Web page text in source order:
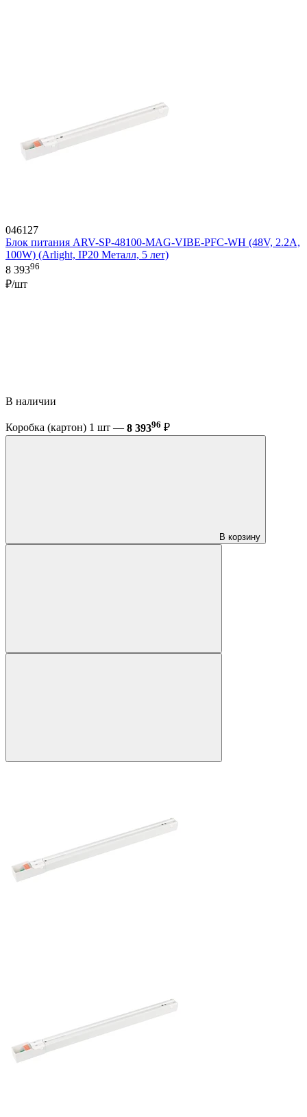
046127
Блок питания ARV-SP-48100-MAG-VIBE-PFC-WH (48V, 2.2A,
100W) (Arlight, IP20 Металл, 5 лет)
8 39396
₽/шт
В наличии
Коробка (картон) 1 шт — 8 39396 ₽
В корзину